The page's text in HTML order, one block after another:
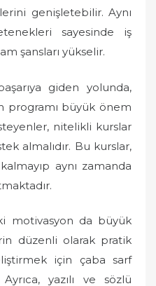
genişletebilir. Aynı
sayesinde iş
şansları yükselir.
giden yolunda,
programı büyük önem
nitelikli kurslar
almalıdır. Bu kurslar,
aynı zamanda
motivasyon da büyük
düzenli olarak pratik
için çaba sarf
yazılı ve sözlü